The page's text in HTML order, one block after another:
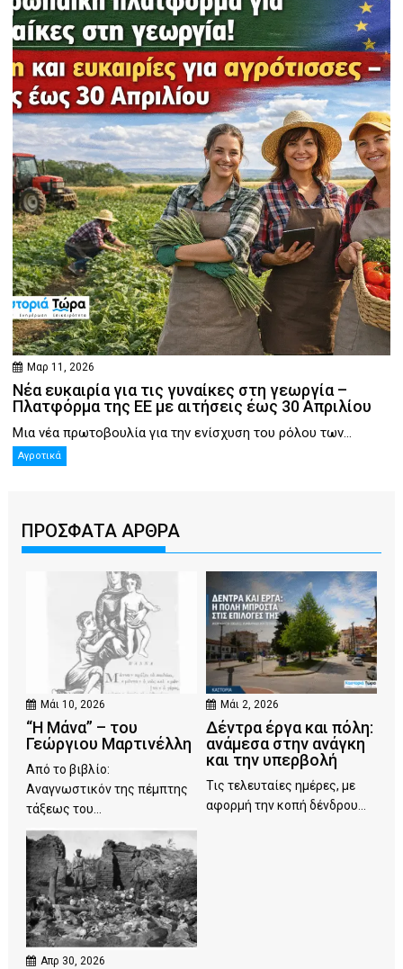
Μαρ 11, 2026
Νέα ευκαιρία για τις γυναίκες στη γεωργία –
Πλατφόρμα της ΕΕ με αιτήσεις έως 30 Απριλίου
Μια νέα πρωτοβουλία για την ενίσχυση του ρόλου των...
Αγροτικά
ΠΡΟΣΦΑΤΑ ΑΡΘΡΑ
Μάι 10, 2026
“Η Μάνα” – του
Γεώργιου Μαρτινέλλη
Από το βιβλίο:
Αναγνωστικόν της πέμπτης
τάξεως του...
Μάι 2, 2026
Δέντρα έργα και πόλη:
ανάμεσα στην ανάγκη
και την υπερβολή
Τις τελευταίες ημέρες, με
αφορμή την κοπή δένδρου...
Απρ 30, 2026